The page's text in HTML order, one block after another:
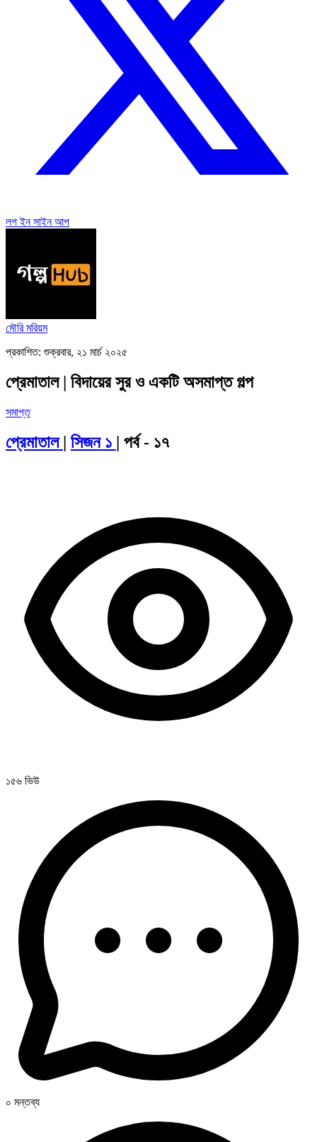
লগ ইনসাইন আপ
মৌরি মরিয়ম
প্রকাশিত: শুক্রবার, ২১ মার্চ ২০২৫
প্রেমাতাল | বিদায়ের সুর ও একটি অসমাপ্ত গল্প
সমাপ্ত
প্রেমাতাল| সিজন ১ | পর্ব - ১৭
১৫৬ ভিউ
০ মন্তব্য